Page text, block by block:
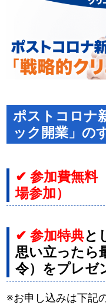
ポストコロナ
ック開業」の
✔ 参加費無料
場参加）
✔ 参加特典と
思い立ったら
令）をプレゼ
※お申し込みは下記